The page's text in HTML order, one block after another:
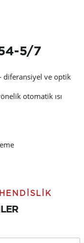
5/7
diferansiyel ve optik
otomatik ısı